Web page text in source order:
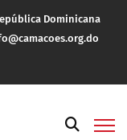
Dominicana